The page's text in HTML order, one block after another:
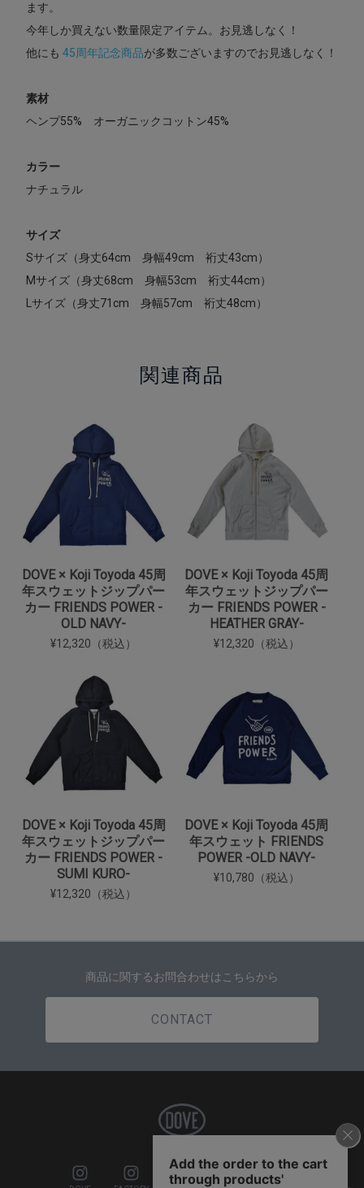
ます。
今年しか買えない数量限定アイテム。お見逃しなく！
他にも 45周年記念商品が多数ございますのでお見逃しなく！
素材
ヘンプ55% オーガニックコットン45%
カラー
ナチュラル
サイズ
Sサイズ（身丈64cm 身幅49cm 裄丈43cm）
Mサイズ（身丈68cm 身幅53cm 裄丈44cm）
Lサイズ（身丈71cm 身幅57cm 裄丈48cm）
関連商品
DOVE × Koji Toyoda 45周
年スウェットジップパー
カー FRIENDS POWER -
OLD NAVY-
¥12,320（税込）
DOVE × Koji Toyoda 45周
年スウェットジップパー
カー FRIENDS POWER -
HEATHER GRAY-
¥12,320（税込）
DOVE × Koji Toyoda 45周
年スウェットジップパー
カー FRIENDS POWER -
SUMI KURO-
¥12,320（税込）
DOVE × Koji Toyoda 45周
年スウェット FRIENDS
POWER -OLD NAVY-
¥10,780（税込）
商品に関するお問合わせはこちらから
CONTACT